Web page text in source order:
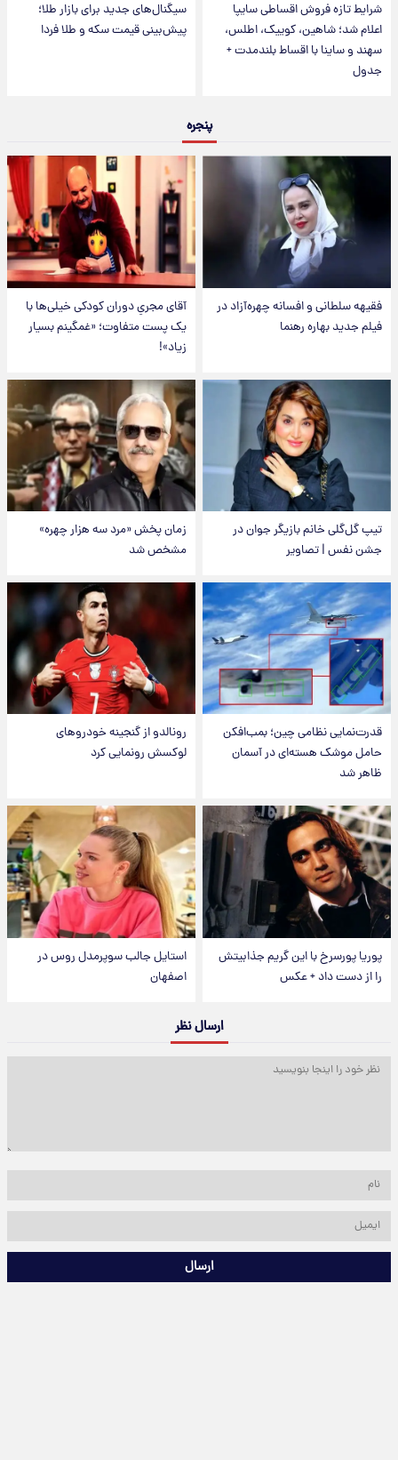
شرایط تازه فروش اقساطی سایپا
اعلام شد؛ شاهین، کوییک، اطلس،
سهند و ساینا با اقساط بلندمدت +
جدول
سیگنال‌های جدید برای بازار طلا؛
پیش‌بینی قیمت سکه و طلا فردا
پنجره
فقیهه سلطانی و افسانه چهره‌آزاد در
فیلم جدید بهاره رهنما
آقای مجریِ دوران کودکی خیلی‌ها با
یک پست متفاوت؛ «غمگینم بسیار
زیاد»!
تیپ گل‌گلی خانم بازیگر جوان در
جشن نفس | تصاویر
زمان پخش «مرد سه هزار چهره»
مشخص شد
قدرت‌نمایی نظامی چین؛ بمب‌افکن
حامل موشک هسته‌ای در آسمان
ظاهر شد
رونالدو از گنجینه خودروهای
لوکسش رونمایی کرد
پوریا پورسرخ با این گریم جذابیتش
را از دست داد + عکس
استایل جالب سوپرمدل روس در
اصفهان
ارسال نظر
ارسال